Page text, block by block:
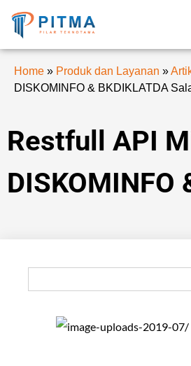
Home » Produk dan Layanan »
DISKOMINFO & BKDIKLATDA
Restfull API
DISKOMINFO